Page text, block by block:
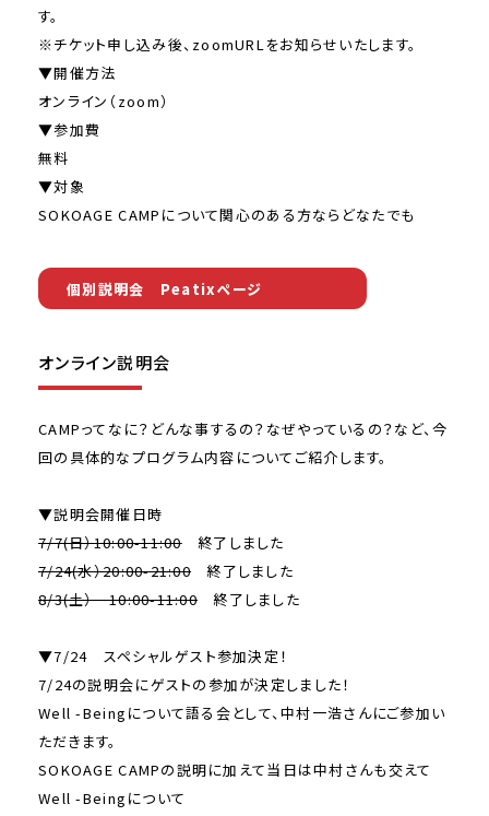
す。
※チケット申し込み後、zoomURLをお知らせいたします。
▼開催方法
オンライン（zoom）
▼参加費
無料
▼対象
SOKOAGE CAMPについて関心のある方ならどなたでも
個別説明会 Peatixページ
オンライン説明会
CAMPってなに？どんな事するの？なぜやっているの？など、今
回の具体的なプログラム内容についてご紹介します。
▼説明会開催日時
7/7(日）10:00-11:00終了しました
7/24(水）20:00-21:00 終了しました
8/3(土） 10:00-11:00 終了しました
▼7/24 スペシャルゲスト参加決定！
7/24の説明会にゲストの参加が決定しました！
Well -Beingについて語る会として、中村一浩さんにご参加い
ただきます。
SOKOAGE CAMPの説明に加えて当日は中村さんも交えて
Well -Beingについて